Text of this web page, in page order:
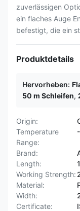
zuverlässigen
ein flaches Auge
befestigt, die ein
Produktdetails
Hervorheben:
50 m Schleifen,
Origin:
Temperature
Range:
Brand:
Length:
Working Strength:
Material:
Width:
Certificate: